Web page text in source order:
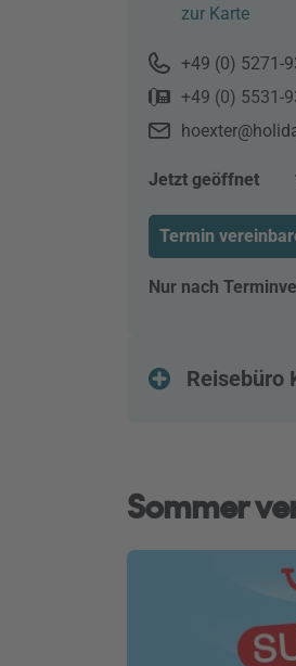
zur Karte
+49 (0) 5271-
+49 (0) 5531-
Jetzt geöffnet
Mo–Fr
Sa
Termin
Nur nach
Reisebüro
Sommer